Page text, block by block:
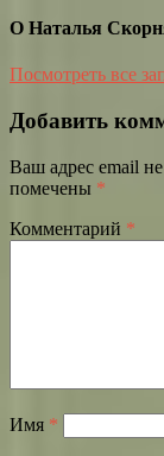
О Наталья
Посмотреть все
Добавить
Ваш адрес email
помечены *
Комментарий *
Имя *